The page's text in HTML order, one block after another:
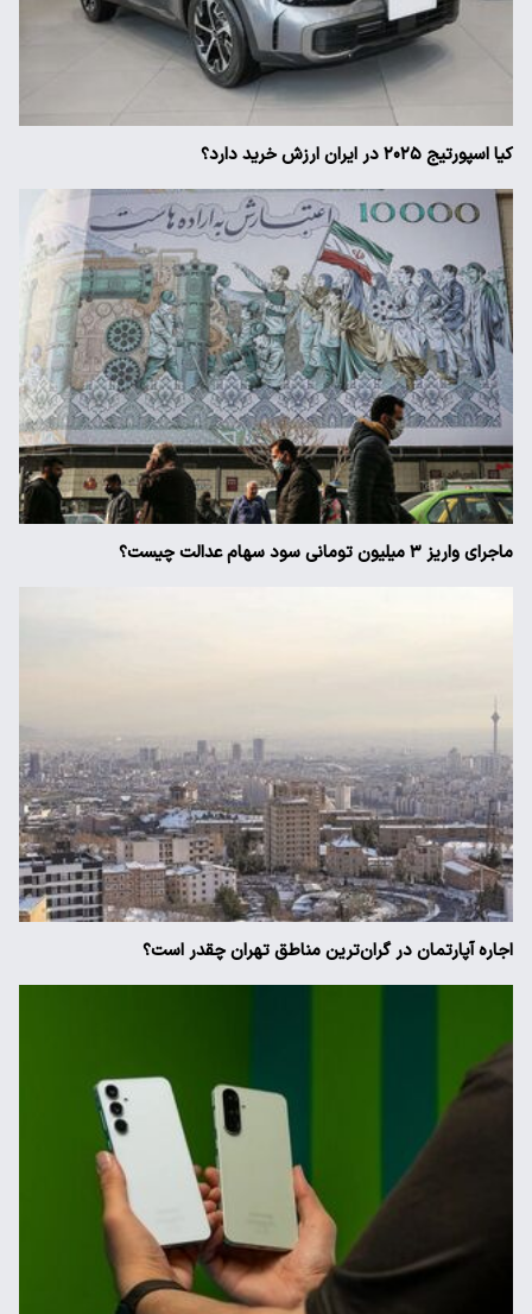
کیا اسپورتیج ۲۰۲۵ در ایران ارزش خرید دارد؟
ماجرای واریز ۳ میلیون تومانی سود سهام عدالت چیست؟
اجاره آپارتمان در گران‌ترین مناطق تهران چقدر است؟